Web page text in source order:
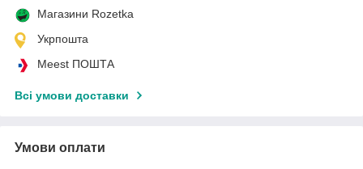
Магазини Rozetka
Укрпошта
Meest ПОШТА
Всі умови доставки
Умови оплати